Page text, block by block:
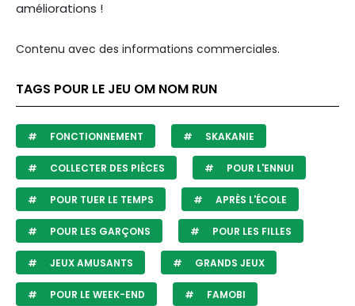
améliorations !
Contenu avec des informations commerciales.
TAGS POUR LE JEU OM NOM RUN
FONCTIONNEMENT SKAKANIE
COLLECTER DES PIÈCES POUR L'ENNUI
POUR TUER LE TEMPS APRÈS L'ÉCOLE
POUR LES GARÇONS POUR LES FILLES
JEUX AMUSANTS GRANDS JEUX
POUR LE WEEK-END FAMOBI